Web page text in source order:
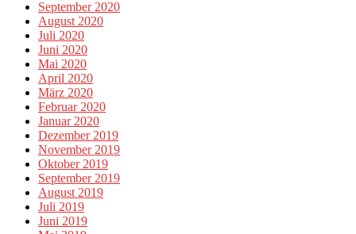
September 2020
August 2020
Juli 2020
Juni 2020
Mai 2020
April 2020
März 2020
Februar 2020
Januar 2020
Dezember 2019
November 2019
Oktober 2019
September 2019
August 2019
Juli 2019
Juni 2019